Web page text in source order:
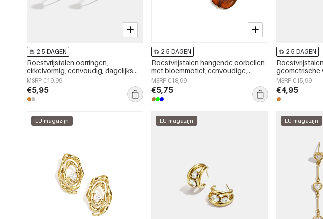
2-5 DAGEN
Roestvrijstalen oorringen,
cirkelvormig, eenvoudig, dagelijks
gebruik, eenvoudige serie,
damessieraden
MSRP €19,99
€5,95
2-5 DAGEN
Roestvrijstalen hangende oorbellen
met bloemmotief, eenvoudige,
alledaagse en eenvoudige serie
voor dames.
MSRP €18,99
€5,75
2-5 DAGEN
geometrische
alledaagse
MSRP €15,99
€4,95
EU-magazijn EU-magazijn EU-magazijn